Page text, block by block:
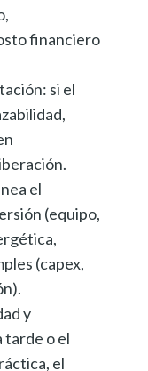
financiero
si el
el
(equipo,
(capex,
y
tarde o el
el